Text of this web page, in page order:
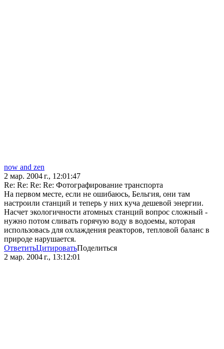
now and zen
2 мар. 2004 г., 12:01:47
Re: Re: Re: Re: Фотографирование транспорта
На первом месте, если не ошибаюсь, Бельгия, они там
настроили станций и теперь у них куча дешевой энергии.
Насчет экологичности атомных станций вопрос сложный -
нужно потом сливать горячую воду в водоемы, которая
использовась для охлаждения реакторов, тепловой баланс в
природе нарушается.
ОтветитьЦитироватьПоделиться
2 мар. 2004 г., 13:12:01